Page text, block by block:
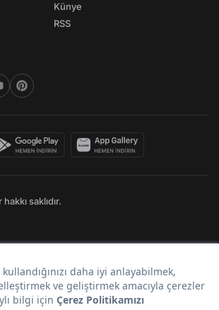
Künye
RSS
saklıdır.
markasıdır.